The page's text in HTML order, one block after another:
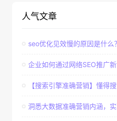
人气文章
seo优化见效慢的原因是什么？
企业如何通过网络SEO推广新
【搜索引擎准确营销】懂得搜索引
洞悉大数据准确营销内涵，